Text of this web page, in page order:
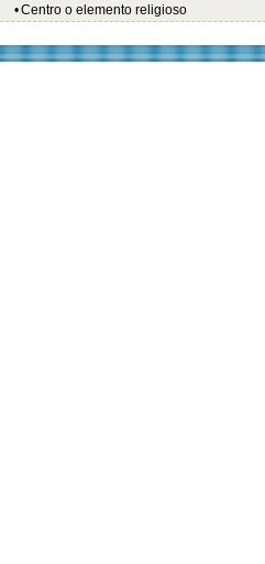
•Centro o elemento religioso